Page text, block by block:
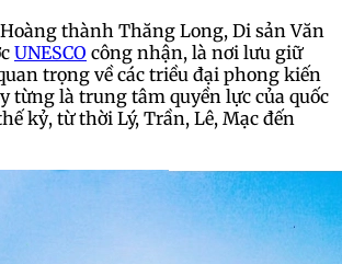
thành Thăng Long, Di sản Văn
UNESCO công nhận, là nơi lưu giữ
trọng về các triều đại phong kiến
từng là trung tâm quyền lực của quốc
kỷ, từ thời Lý, Trần, Lê, Mạc đến